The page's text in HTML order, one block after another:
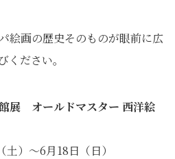
絵画の歴史そのものが眼前に広
ください。
展 オールドマスター 西洋絵
）～6月18日（日）